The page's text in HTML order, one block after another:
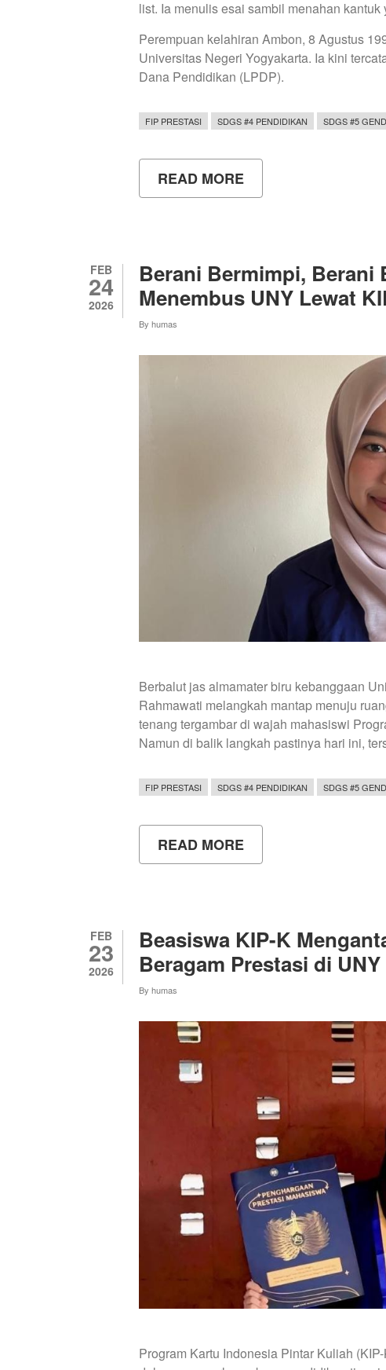
list. Ia menulis esai sambil menahan
Perempuan kelahiran Ambon, 8 Agustus
Universitas Negeri Yogyakarta. Ia kini
Dana Pendidikan (LPDP).
FIP PRESTASI SDGS #4 PENDIDIKAN SDGS #5
READ MORE
MENEMBUS
LPDP
FEB
24
2026
Berani Bermimpi,
Menembus UNY Lewat
By humas
Berbalut jas almamater biru kebanggaan
Rahmawati melangkah mantap menuju
tenang tergambar di wajah mahasiswi
Namun di balik langkah pastinya hari ini,
FIP PRESTASI SDGS #4 PENDIDIKAN SDGS #5
READ MORE
BERANI
KARINA
MENEMBUS
UNY
LEWAT
FEB
23
2026
Beasiswa KIP-K
Beragam Prestasi di UNY
By humas
Program Kartu Indonesia Pintar Kuliah